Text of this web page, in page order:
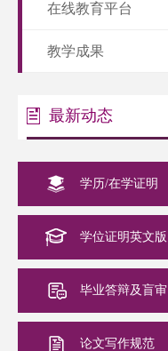
在线教育平台
教学成果
最新动态
学历/在学证明
学位证明英文版
毕业答辩及盲审
论文写作规范